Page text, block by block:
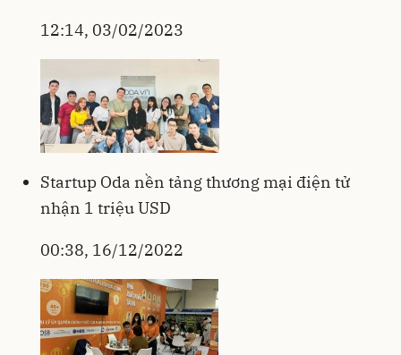
12:14, 03/02/2023
Startup Oda nền tảng thương mại điện tử
nhận 1 triệu USD
00:38, 16/12/2022